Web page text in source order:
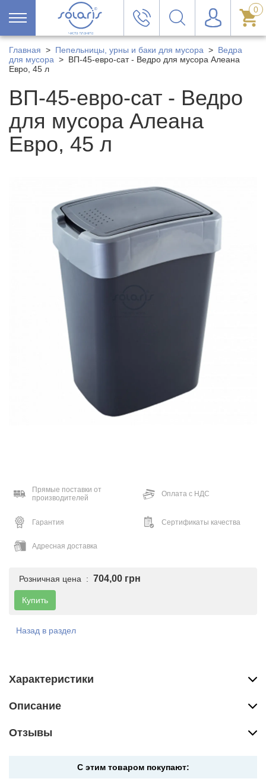
0
Главная > Пепельницы, урны и баки для мусора > Ведра
для мусора > ВП-45-евро-сат - Ведро для мусора Алеана
Евро, 45 л
ВП-45-евро-сат - Ведро
для мусора Алеана
Евро, 45 л
Прямые поставки от
производителей
Оплата с НДС
Гарантия Сертификаты качества
Адресная доставка
Розничная цена : 704,00 грн
Купить
Назад в раздел
Характеристики
Описание
Отзывы
С этим товаром покупают: